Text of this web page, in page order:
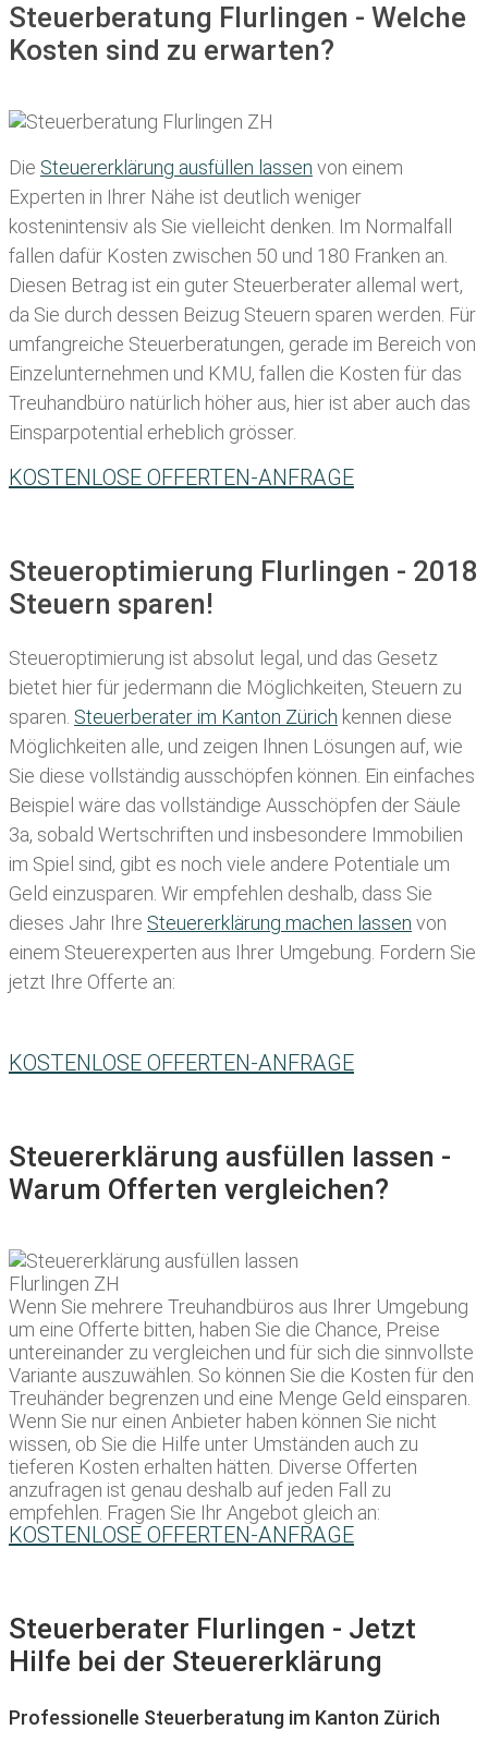
Steuerberatung Flurlingen - Welche
Kosten sind zu erwarten?
Die Steuererklärung ausfüllen lassen von einem
Experten in Ihrer Nähe ist deutlich weniger
kostenintensiv als Sie vielleicht denken. Im Normalfall
fallen dafür Kosten zwischen 50 und 180 Franken an.
Diesen Betrag ist ein guter Steuerberater allemal wert,
da Sie durch dessen Beizug Steuern sparen werden. Für
umfangreiche Steuerberatungen, gerade im Bereich von
Einzelunternehmen und KMU, fallen die Kosten für das
Treuhandbüro natürlich höher aus, hier ist aber auch das
Einsparpotential erheblich grösser.
KOSTENLOSE OFFERTEN-ANFRAGE
Steueroptimierung Flurlingen - 2018
Steuern sparen!
Steueroptimierung ist absolut legal, und das Gesetz
bietet hier für jedermann die Möglichkeiten, Steuern zu
sparen. Steuerberater im K anton Zürich kennen diese
Möglichkeiten alle, und zeigen Ihnen Lösungen auf, wie
Sie diese vollständig ausschöpfen können. Ein einfaches
Beispiel wäre das vollständige Ausschöpfen der Säule
3a, sobald Wertschriften und insbesondere Immobilien
im Spiel sind, gibt es noch viele andere Potentiale um
Geld einzusparen. Wir empfehlen deshalb, dass Sie
dieses Jahr Ihre Steuererklärung machen lassen von
einem Steuerexperten aus Ihrer Umgebung. Fordern Sie
jetzt Ihre Offerte an:
KOSTENLOSE OFFERTEN-ANFRAGE
Steuererklärung ausfüllen lassen -
Warum Offerten vergleichen?
Wenn Sie mehrere Treuhandbüros aus Ihrer Umgebung
um eine Offerte bitten, haben Sie die Chance, Preise
untereinander zu vergleichen und für sich die sinnvollste
Variante auszuwählen. So können Sie die Kosten für den
Treuhänder begrenzen und eine Menge Geld einsparen.
Wenn Sie nur einen Anbieter haben können Sie nicht
wissen, ob Sie die Hilfe unter Umständen auch zu
tieferen Kosten erhalten hätten. Diverse Offerten
anzufragen ist genau deshalb auf jeden Fall zu
empfehlen. Fragen Sie Ihr Angebot gleich an:
KOSTENLOSE OFFERTEN-ANFRAGE
Steuerberater Flurlingen - Jetzt
Hilfe bei der Steuererklärung
Professionelle Steuerberatung im Kanton Zürich